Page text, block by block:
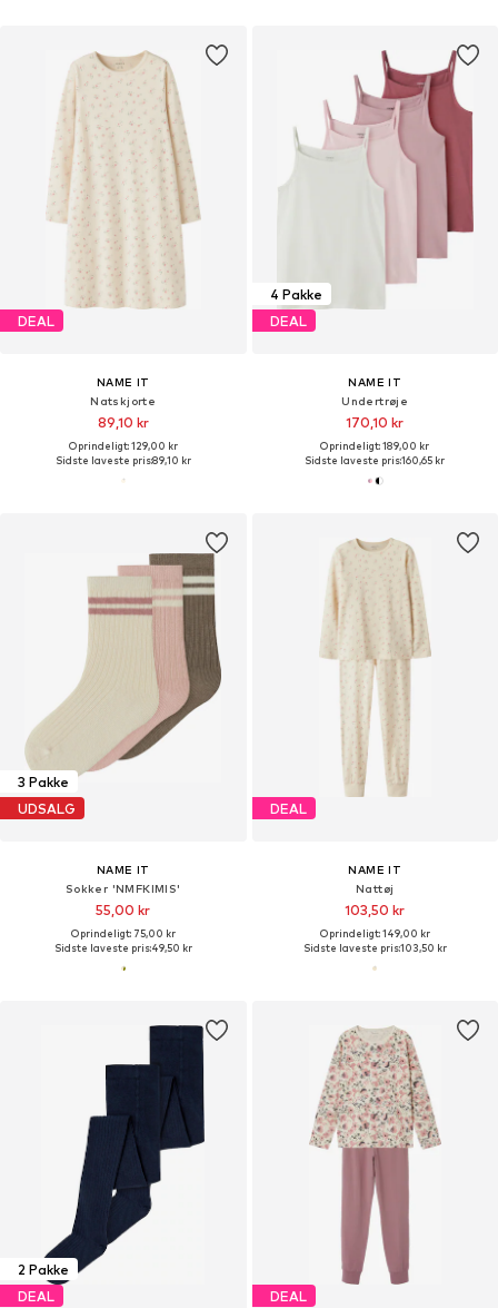
DEAL
NAME IT
Natskjorte
89,10 kr
Oprindeligt: 129,00 kr
Sidste laveste pris:89,10 kr
4 Pakke
DEAL
NAME IT
Undertrøje
170,10 kr
Oprindeligt: 189,00 kr
Sidste laveste pris:160,65 kr
3 Pakke
UDSALG
NAME IT
Sokker 'NMFKIMIS'
55,00 kr
Oprindeligt: 75,00 kr
Sidste laveste pris:49,50 kr
DEAL
NAME IT
Nattøj
103,50 kr
Oprindeligt: 149,00 kr
Sidste laveste pris:103,50 kr
2 Pakke
DEAL
DEAL